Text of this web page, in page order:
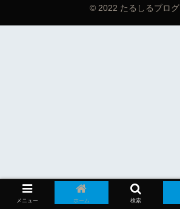
© 2022 たるしるブログ.
メニュー ホーム 検索